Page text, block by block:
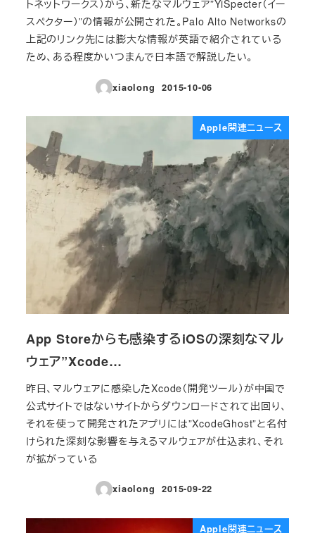
トネットワークス）から、新たなマルウェア”YiSpecter（イー
スペクター）”の情報が公開された。Palo Alto Networksの
上記のリンク先には膨大な情報が英語で紹介されている
ため、ある程度かいつまんで日本語で解説したい。
xiaolong
投稿日
2015-10-06
Apple関連ニュース
App Storeからも感染するiOSの深刻なマル
ウェア”Xcode…
昨日、マルウェアに感染したXcode（開発ツール）が中国で
公式サイトではないサイトからダウンロードされて出回り、
それを使って開発されたアプリには”XcodeGhost”と名付
けられた深刻な影響を与えるマルウェアが仕込まれ、それ
が拡がっている
xiaolong
投稿日
2015-09-22
Apple関連ニュース